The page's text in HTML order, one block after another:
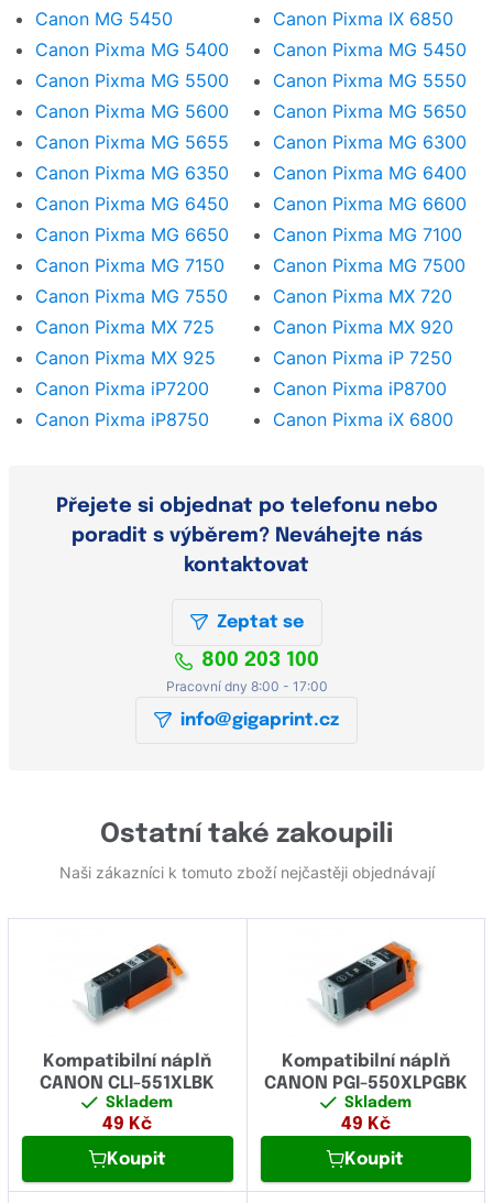
Hodnocení e-shopu
Zeptat se
Canon MG 5450
Canon Pixma IX 6850
Canon Pixma MG 5400
Canon Pixma MG 5450
Canon Pixma MG 5500
Canon Pixma MG 5550
Canon Pixma MG 5600
Canon Pixma MG 5650
Canon Pixma MG 5655
Canon Pixma MG 6300
Canon Pixma MG 6350
Canon Pixma MG 6400
Canon Pixma MG 6450
Canon Pixma MG 6600
Canon Pixma MG 6650
Canon Pixma MG 7100
Canon Pixma MG 7150
Canon Pixma MG 7500
Canon Pixma MG 7550
Canon Pixma MX 720
Canon Pixma MX 725
Canon Pixma MX 920
Canon Pixma MX 925
Canon Pixma iP 7250
Canon Pixma iP7200
Canon Pixma iP8700
Canon Pixma iP8750
Canon Pixma iX 6800
Přejete si objednat po telefonu nebo
poradit s výběrem? Neváhejte nás
kontaktovat
Zeptat se
800 203 100
Pracovní dny 8:00 - 17:00
info@gigaprint.cz
Ostatní také zakoupili
Naši zákazníci k tomuto zboží nejčastěji objednávají
Kompatibilní náplň
CANON CLI-551XLBK
Skladem
49 Kč
Koupit
Kompatibilní náplň
CANON PGI-550XLPGBK
Skladem
49 Kč
Koupit